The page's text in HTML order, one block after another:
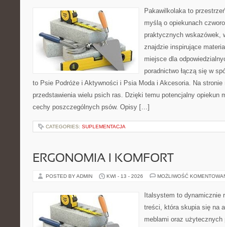
Pakawilkolaka to
myślą o opiekunach
praktycznych wskazówek,
znajdzie inspirujące
miejsce dla
poradnictwo łączą się w
to Psie Podróże i Aktywności i Psia Moda i Akcesoria. Na
przedstawienia wielu psich ras. Dzięki temu potencjalny opiekun
cechy poszczególnych psów. Opisy […]
CATEGORIES: SUPLEMENTACJA
ERGONOMIA I KOMFORT
POSTED BY ADMIN KWI - 13 - 2026 MOŻLIWOŚĆ
Italsystem to dynamicznie
treści, która skupia się na
meblami oraz użytecznych